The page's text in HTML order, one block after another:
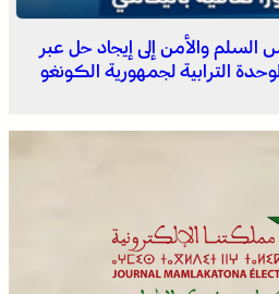
والأمن إلى إيجاد حل عبر
الترابية لجمهورية الكونغو